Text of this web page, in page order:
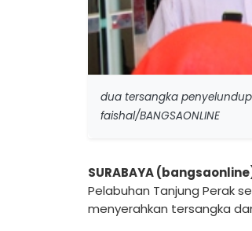
dua tersangka
faishal/BANGSAONLINE
SURABAYA
Pelabuhan Tanjung Perak
menyerahkan tersangka